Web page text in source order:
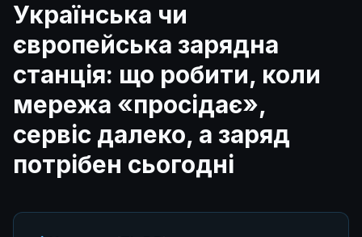
Українська чи
європейська зарядна
станція: що робити, коли
мережа «просідає»,
сервіс далеко, а заряд
потрібен сьогодні